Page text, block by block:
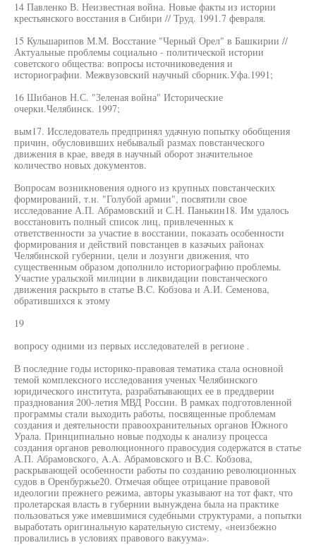
14 Павленко В. Неизвестная война. Новые факты из истории
крестьянского восстания в Сибири // Труд. 1991.7 февраля.
15 Кульшарипов М.М. Восстание "Черный Орел" в Башкирии //
Актуальные проблемы социально - политической истории
советского общества: вопросы источниковедения и
историографии. Межвузовский научный сборник.Уфа.1991;
16 Шибанов Н.С. "Зеленая война" Исторические
очерки.Челябинск. 1997;
вым17. Исследователь предпринял удачную попытку обобщения
причин, обусловивших небывалый размах повстанческого
движения в крае, введя в научный оборот значительное
количество новых документов.
Вопросам возникновения одного из крупных повстанческих
формирований, т.н. "Голубой армии", посвятили свое
исследование А.П. Абрамовский и С.Н. Панькин18. Им удалось
восстановить полный список лиц, привлеченных к
ответственности за участие в восстании, показать особенности
формирования и действий повстанцев в казачьих районах
Челябинской губернии, цели и лозунги движения, что
существенным образом дополнило историографию проблемы.
Участие уральской милиции в ликвидации повстанческого
движения раскрыто в статье B.C. Кобзова и А.И. Семенова,
обратившихся к этому
19
вопросу одними из первых исследователей в регионе .
В последние годы историко-правовая тематика стала основной
темой комплексного исследования ученых Челябинского
юридического института, разрабатывающих ее в преддверии
празднования 200-летия МВД России. В рамках подготовленной
программы стали выходить работы, посвященные проблемам
создания и деятельности правоохранительных органов Южного
Урала. Принципиально новые подходы к анализу процесса
создания органов революционного правосудия содержатся в статье
А.П. Абрамовского, A.A. Абрамовского и B.C. Кобзова,
раскрывающей особенности работы по созданию революционных
судов в Оренбуржье20. Отмечая общее отрицание правовой
идеологии прежнего режима, авторы указывают на тот факт, что
пролетарская власть в губернии вынуждена была на практике
пользоваться уже имевшимися судебными структурами, а попытки
выработать оригинальную карательную систему, «неизбежно
провалились в условиях правового вакуума».